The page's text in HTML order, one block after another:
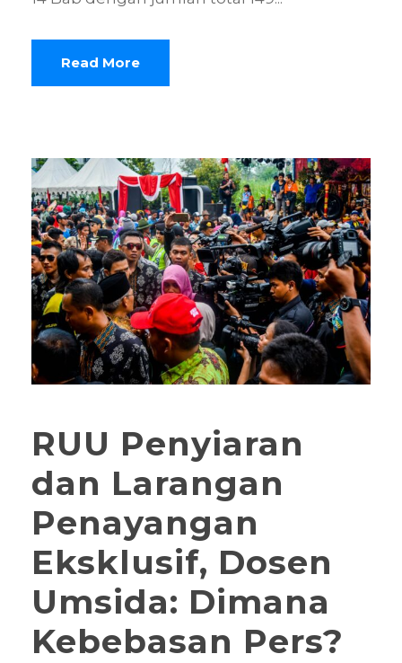
Read More
RUU Penyiaran
dan Larangan
Penayangan
Eksklusif, Dosen
Umsida: Dimana
Kebebasan Pers?